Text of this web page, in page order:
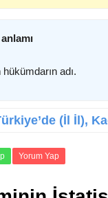
adı.
(İl İl),
Yorum Yap